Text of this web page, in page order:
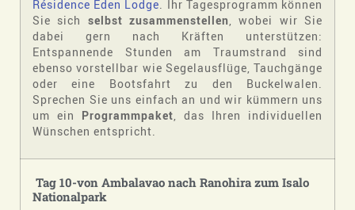
Résidence Eden Lodge . Ihr Tagesprogramm können
Sie sich selbst zusammenstellen , wobei wir Sie
dabei gern nach Kräften unterstützen:
Entspannende Stunden am Traumstrand sind
ebenso vorstellbar wie Segelausflüge, Tauchgänge
oder eine Bootsfahrt zu den Buckelwalen.
Sprechen Sie uns einfach an und wir kümmern uns
um ein Programmpaket , das Ihren individuellen
Wünschen entspricht.
Tag 10-von Ambalavao nach Ranohira zum Isalo
Nationalpark